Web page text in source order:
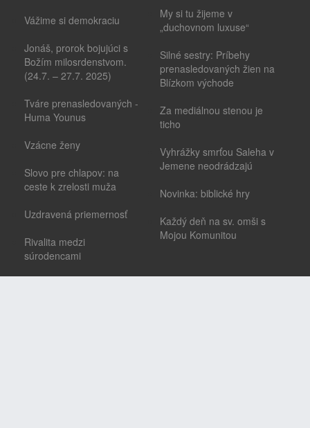
Vážime si demokraciu
Jonáš, prorok bojujúci s
Božím milosrdenstvom.
(24.7. – 27.7. 2025)
Tváre prenasledovaných -
Huma Younus
Vzácne ženy
Slovo pre chlapov: na
ceste k zrelosti muža
Uzdravená priemernosť
Rivalita medzi
súrodencami
My si tu žijeme v
„duchovnom luxuse“
Silné sestry: Príbehy
prenasledovaných žien na
Blízkom východe
Za mediálnou stenou je
ticho
Vyhrážky smrťou Saleha v
Jemene neodrádzajú
Novinka: biblické hry
Každý deň na sv. omši s
Mojou Komunitou